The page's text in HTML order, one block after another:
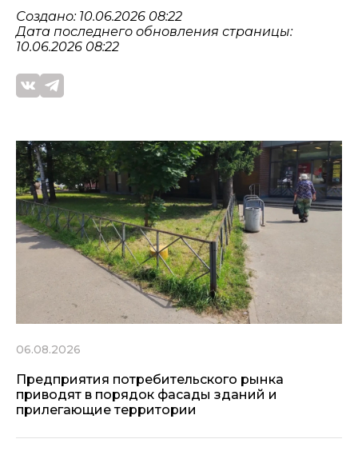
Создано: 10.06.2026 08:22
Дата последнего обновления страницы:
10.06.2026 08:22
06.08.2026
Предприятия потребительского рынка
приводят в порядок фасады зданий и
прилегающие территории